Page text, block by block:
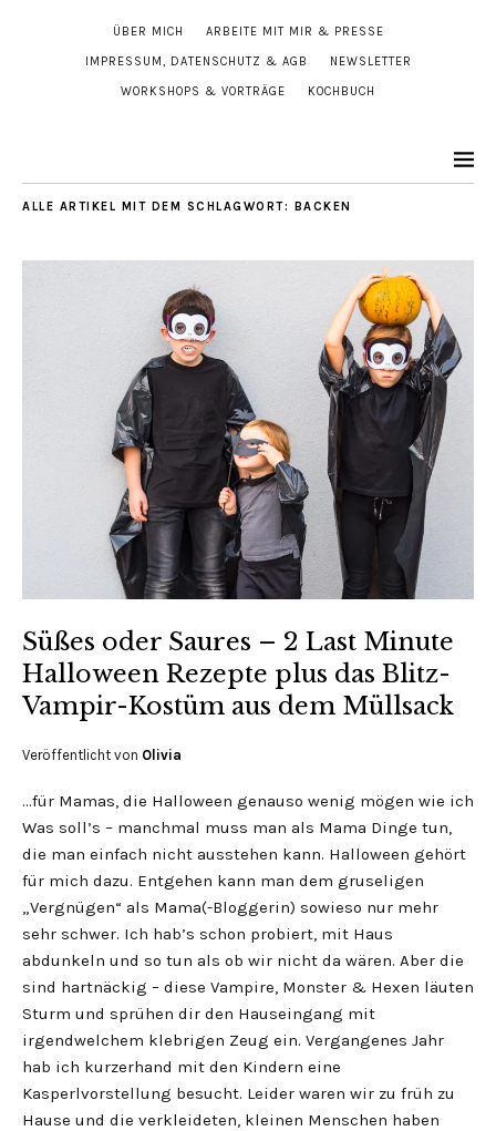
ÜBER MICH ARBEITE MIT MIR & PRESSE
IMPRESSUM, DATENSCHUTZ & AGB NEWSLETTER
WORKSHOPS & VORTRÄGE KOCHBUCH
ALLE ARTIKEL MIT DEM SCHLAGWORT: BACKEN
Süßes oder Saures – 2 Last Minute
Halloween Rezepte plus das Blitz-
Vampir-Kostüm aus dem Müllsack
Veröffentlicht von Olivia
…für Mamas, die Halloween genauso wenig mögen wie ich
Was soll’s – manchmal muss man als Mama Dinge tun,
die man einfach nicht ausstehen kann. Halloween gehört
für mich dazu. Entgehen kann man dem gruseligen
„Vergnügen“ als Mama(-Bloggerin) sowieso nur mehr
sehr schwer. Ich hab’s schon probiert, mit Haus
abdunkeln und so tun als ob wir nicht da wären. Aber die
sind hartnäckig – diese Vampire, Monster & Hexen läuten
Sturm und sprühen dir den Hauseingang mit
irgendwelchem klebrigen Zeug ein. Vergangenes Jahr
hab ich kurzerhand mit den Kindern eine
Kasperlvorstellung besucht. Leider waren wir zu früh zu
Hause und die verkleideten, kleinen Menschen haben